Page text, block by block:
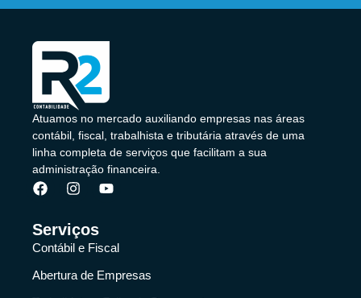
Atuamos no mercado auxiliando empresas nas áreas
contábil, fiscal, trabalhista e tributária através de uma
linha completa de serviços que facilitam a sua
administração financeira.
Serviços
Contábil e Fiscal
Abertura de Empresas